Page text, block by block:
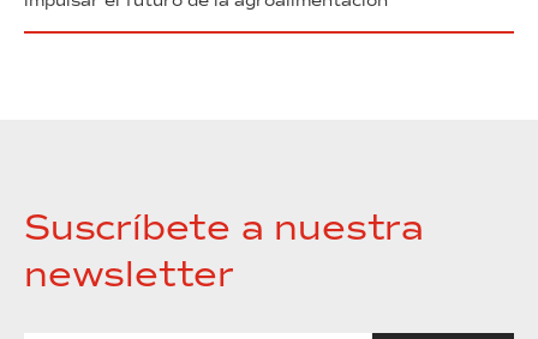
Suscríbete a nuestra
newsletter